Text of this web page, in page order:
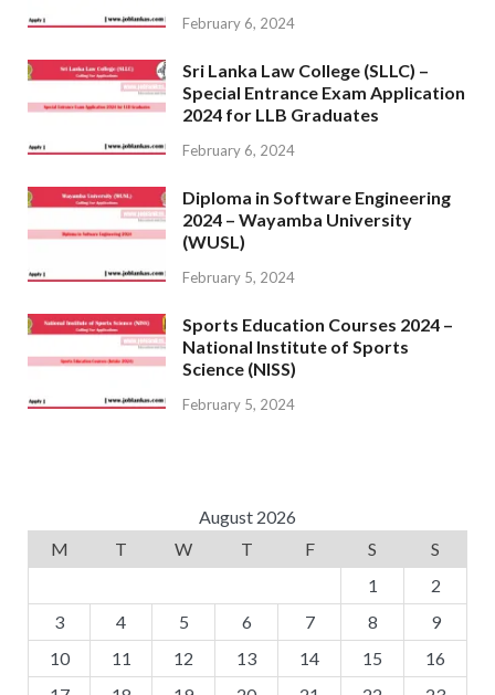
February 6, 2024
Sri Lanka Law College (SLLC) –
Special Entrance Exam Application
2024 for LLB Graduates
February 6, 2024
Diploma in Software Engineering
2024 – Wayamba University
(WUSL)
February 5, 2024
Sports Education Courses 2024 –
National Institute of Sports
Science (NISS)
February 5, 2024
August 2026
M
T W T F S
S
1
2
3
4 5 6 7 8
9
10
11 12 13 14 15
16